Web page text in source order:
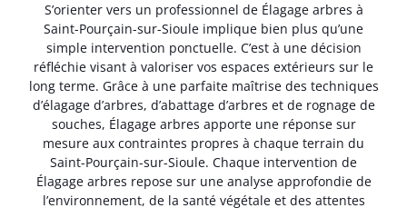
S’orienter vers un professionnel de Élagage arbres à
Saint-Pourçain-sur-Sioule implique bien plus qu’une
simple intervention ponctuelle. C’est à une décision
réfléchie visant à valoriser vos espaces extérieurs sur le
long terme. Grâce à une parfaite maîtrise des techniques
d’élagage d’arbres, d’abattage d’arbres et de rognage de
souches, Élagage arbres apporte une réponse sur
mesure aux contraintes propres à chaque terrain du
Saint-Pourçain-sur-Sioule. Chaque intervention de
Élagage arbres repose sur une analyse approfondie de
l’environnement, de la santé végétale et des attentes